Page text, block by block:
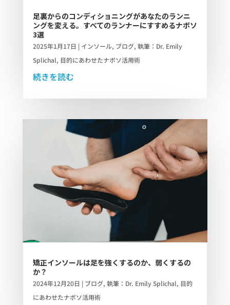
足裏からのコンディショニングがあなたのランニ
ングを変える。すべてのランナーにすすめるナボソ
3選
2025年1月17日 | インソール, ブログ, 執筆：Dr. Emily
Splichal, 目的にあわせたナボソ活用術
続きを読む
矯正インソールは足を強くするのか、弱くするの
か？
2024年12月20日 | ブログ, 執筆：Dr. Emily Splichal, 目的
にあわせたナボソ活用術